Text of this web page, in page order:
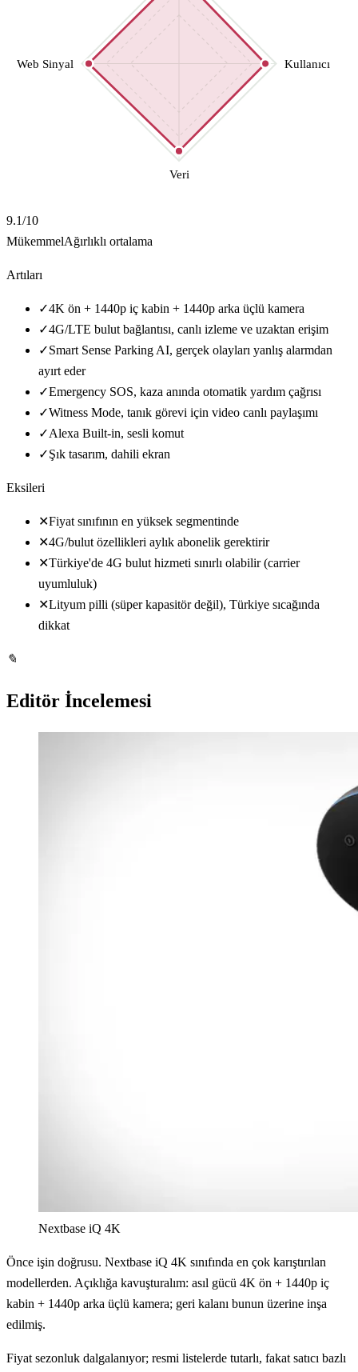
Kullanıcı
Veri
Web Sinyal
9.1/10
MükemmelAğırlıklı ortalama
Artıları
✓4K ön + 1440p iç kabin + 1440p arka üçlü kamera
✓4G/LTE bulut bağlantısı, canlı izleme ve uzaktan erişim
✓Smart Sense Parking AI, gerçek olayları yanlış alarmdan
ayırt eder
✓Emergency SOS, kaza anında otomatik yardım çağrısı
✓Witness Mode, tanık görevi için video canlı paylaşımı
✓Alexa Built-in, sesli komut
✓Şık tasarım, dahili ekran
Eksileri
✕Fiyat sınıfının en yüksek segmentinde
✕4G/bulut özellikleri aylık abonelik gerektirir
✕Türkiye'de 4G bulut hizmeti sınırlı olabilir (carrier
uyumluluk)
✕Lityum pilli (süper kapasitör değil), Türkiye sıcağında
dikkat
✎
Editör İncelemesi
Nextbase iQ 4K
Önce işin doğrusu. Nextbase iQ 4K sınıfında en çok karıştırılan
modellerden. Açıklığa kavuşturalım: asıl gücü 4K ön + 1440p iç
kabin + 1440p arka üçlü kamera; geri kalanı bunun üzerine inşa
edilmiş.
Fiyat sezonluk dalgalanıyor; resmi listelerde tutarlı, fakat satıcı bazlı